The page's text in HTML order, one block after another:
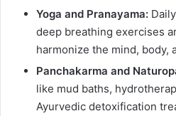
Yoga and Pranayama:
deep breathing exercises
harmonize the mind, body,
Panchakarma and
like mud baths,
Ayurvedic detoxification